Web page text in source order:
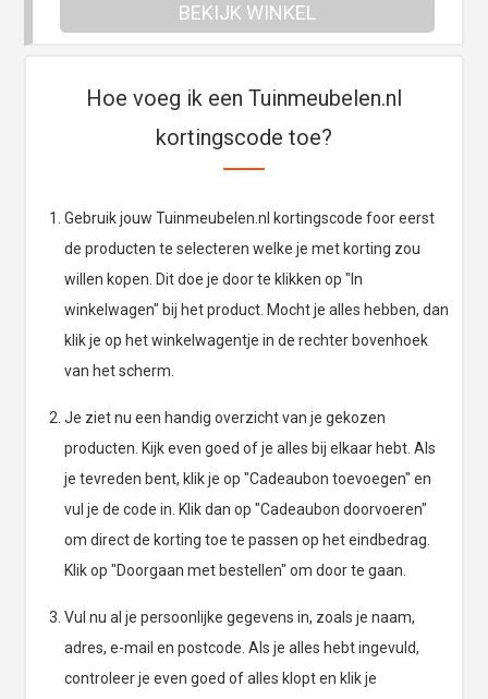
BEKIJK WINKEL
Hoe voeg ik een Tuinmeubelen.nl
kortingscode toe?
Gebruik jouw Tuinmeubelen.nl kortingscode foor eerst
de producten te selecteren welke je met korting zou
willen kopen. Dit doe je door te klikken op "In
winkelwagen" bij het product. Mocht je alles hebben, dan
klik je op het winkelwagentje in de rechter bovenhoek
van het scherm.
Je ziet nu een handig overzicht van je gekozen
producten. Kijk even goed of je alles bij elkaar hebt. Als
je tevreden bent, klik je op "Cadeaubon toevoegen" en
vul je de code in. Klik dan op "Cadeaubon doorvoeren"
om direct de korting toe te passen op het eindbedrag.
Klik op "Doorgaan met bestellen" om door te gaan.
Vul nu al je persoonlijke gegevens in, zoals je naam,
adres, e-mail en postcode. Als je alles hebt ingevuld,
controleer je even goed of alles klopt en klik je